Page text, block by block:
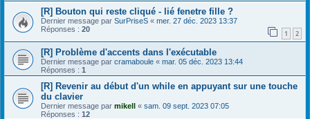
[R] Bouton qui reste cliqué - lié fenetre fille ?
Dernier message par SurPriseS « mer. 27 déc. 2023 13:37
Réponses : 20 1 2
[R] Problème d'accents dans l'exécutable
Dernier message par cramaboule « mar. 05 déc. 2023 13:44
Réponses : 1
[R] Revenir au début d'un while en appuyant sur une touche
du clavier
Dernier message par mikell « sam. 09 sept. 2023 07:05
Réponses : 12